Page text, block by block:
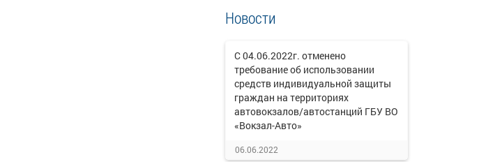
Новости
С 04.06.2022г. отменено
требование об использовании
средств индивидуальной защиты
граждан на территориях
автовокзалов/автостанций ГБУ ВО
«Вокзал-Авто»
06.06.2022